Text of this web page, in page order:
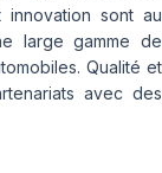
innovation sont au
large gamme de
Qualité et
avec des